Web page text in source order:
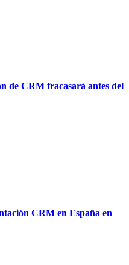
de CRM fracasará antes del
CRM en España en